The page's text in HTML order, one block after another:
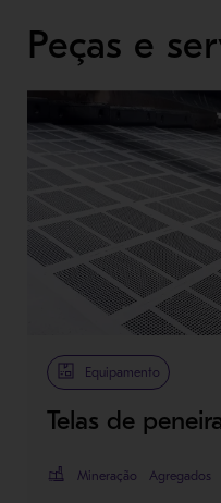
Peças e
Equipamento
Telas de
Mineração Agregados